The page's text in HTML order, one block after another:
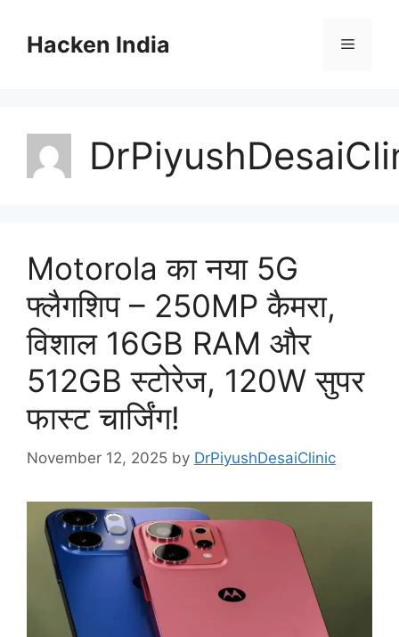
contentHacken India Menu
Motorola का नया 5G
फ्लैगशिप – 250MP कैमरा,
विशाल 16GB RAM और
512GB स्टोरेज, 120W सुपर
फास्ट चार्जिंग!
November 12, 2025 by DrPiyushDesaiClinic